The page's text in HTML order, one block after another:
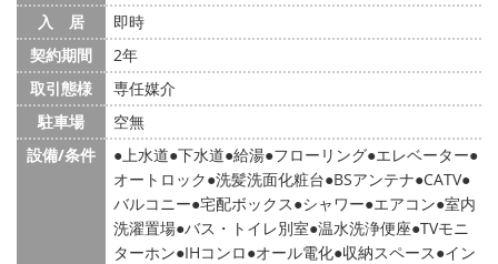
入 居
即時
契約期間
2年
取引態様
専任媒介
駐車場
空無
設備/条件
上水道 下水道 給湯 フローリング エレベーター
オートロック 洗髪洗面化粧台 BSアンテナ CATV
バルコニー 宅配ボックス シャワー エアコン 室内
洗濯置場 バス・トイレ別室 温水洗浄便座 TVモニ
ターホン IHコンロ オール電化 収納スペース イン